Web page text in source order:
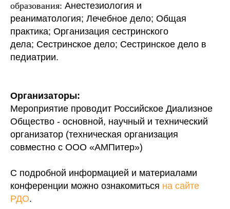
образования: Анестезиология и
реаниматология; Лечебное дело; Общая
практика; Организация сестринского
дела; Сестринское дело; Сестринское дело в
педиатрии.
Организаторы:
Мероприятие проводит Российское Диализное
Общество - основной, научный и технический
организатор (техническая организация
совместно с ООО «АМПитер»)
С подробной информацией и материалами
конференции можно ознакомиться на сайте
РДО.